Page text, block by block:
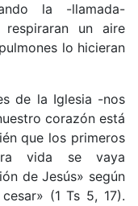
la -llamada-
un aire
lo hicieran
de la Iglesia -nos
corazón está
que los primeros
vida se vaya
de Jesús» según
(1 Ts 5, 17).